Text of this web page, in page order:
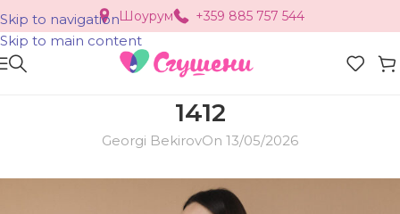
Skip to navigation
Skip to main content
Шоурум +359 885 757 544
1412
Georgi BekirovOn 13/05/2026